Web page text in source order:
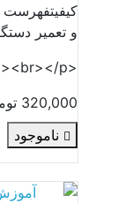
کیفیتفهرست
و تعمیر
320,000 تومان
ناموجود